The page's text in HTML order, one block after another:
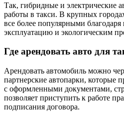
Так, гибридные и электрические
работы в такси. В крупных
все более популярными благодаря
эксплуатацию и экологическим
Где арендовать авто для
Арендовать автомобиль можно
партнерские автопарки, которые
с оформленными документами,
позволяет приступить к работе
подписания договора.